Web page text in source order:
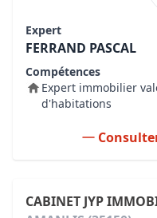
Expert
FERRAND PASCAL
Compétences
Expert immobilier
d'habitations
CABINET JYP